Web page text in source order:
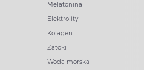
Melatonina
Elektrolity
Kolagen
Zatoki
Woda morska